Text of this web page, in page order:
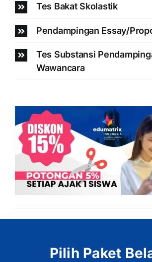
Tes Bakat Skolastik
Pendampingan Essay/
Tes Substansi
Wawancara
Pilih Paket